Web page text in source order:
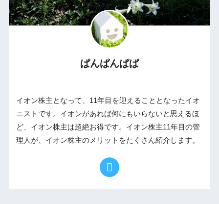
ぱんぱんぱぱ
イオン株主となって、11年目を迎えることとなったイオ
ニストです。イオンがあれば何にもいらないと思えるほ
ど、イオン株主は超絶お得です。イオン株主11年目の管
理人が、イオン株主のメリットをたくさん紹介します。